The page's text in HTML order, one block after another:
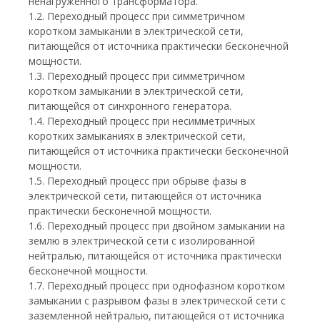
1.2. Переходный процесс при симметричном
коротком замыкании в электрической сети,
питающейся от источника практически бесконечной
мощности.
1.3. Переходный процесс при симметричном
коротком замыкании в электрической сети,
питающейся от синхронного генератора.
1.4. Переходный процесс при несимметричных
коротких замыканиях в электрической сети,
питающейся от источника практически бесконечной
мощности.
1.5. Переходный процесс при обрыве фазы в
электрической сети, питающейся от источника
практически бесконечной мощности.
1.6. Переходный процесс при двойном замыкании на
землю в электрической сети с изолированной
нейтралью, питающейся от источника практически
бесконечной мощности.
1.7. Переходный процесс при однофазном коротком
замыкании с разрывом фазы в электрической сети с
заземленной нейтралью, питающейся от источника